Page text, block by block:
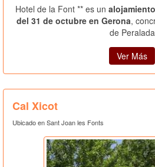
Hotel de la Font ** es un
del 31 de octubre en Gerona,
de Peralada
Ver Más
Cal Xicot
Ubicado en Sant Joan les Fonts